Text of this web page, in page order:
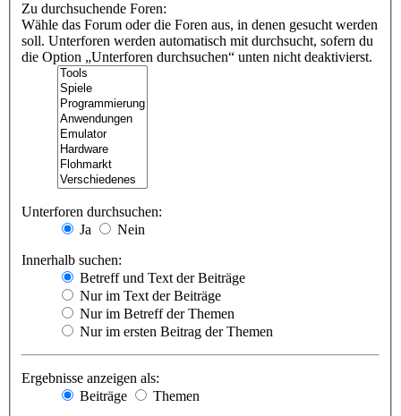
Zu durchsuchende Foren:
Wähle das Forum oder die Foren aus, in denen gesucht werden
soll. Unterforen werden automatisch mit durchsucht, sofern du
die Option „Unterforen durchsuchen“ unten nicht deaktivierst.
Unterforen durchsuchen:
Ja
Nein
Innerhalb suchen:
Betreff und Text der Beiträge
Nur im Text der Beiträge
Nur im Betreff der Themen
Nur im ersten Beitrag der Themen
Ergebnisse anzeigen als:
Beiträge
Themen